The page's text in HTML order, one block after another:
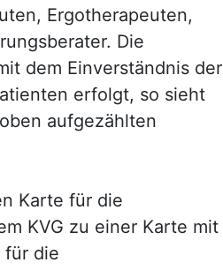
Ergotherapeuten,
Die
dem Einverständnis der
erfolgt, so sieht
aufgezählten
Karte für die
KVG zu einer Karte mit
für die